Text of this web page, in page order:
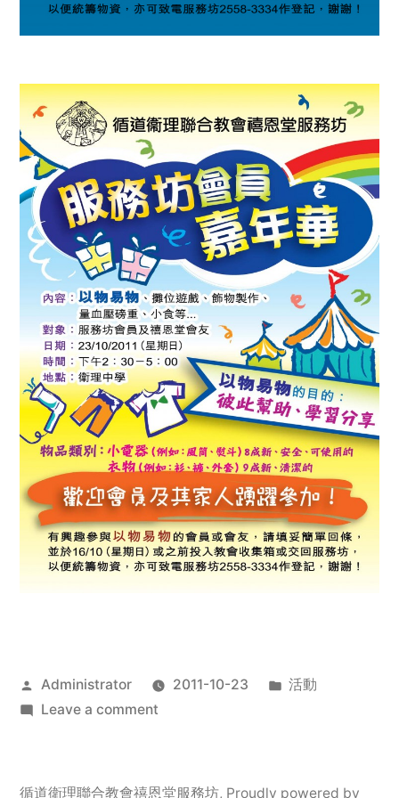
Posted
by
Administrator 2011-10-23
Posted
活動
Leave a commenton
服
循道衛理聯合教會禧恩堂服務坊, Proudly powered by